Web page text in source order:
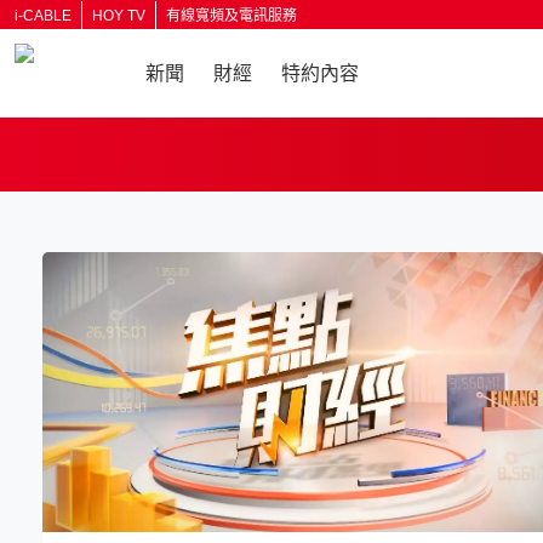
i-CABLE HOY TV 有線寬頻及電訊服務
新聞 財經 特約內容